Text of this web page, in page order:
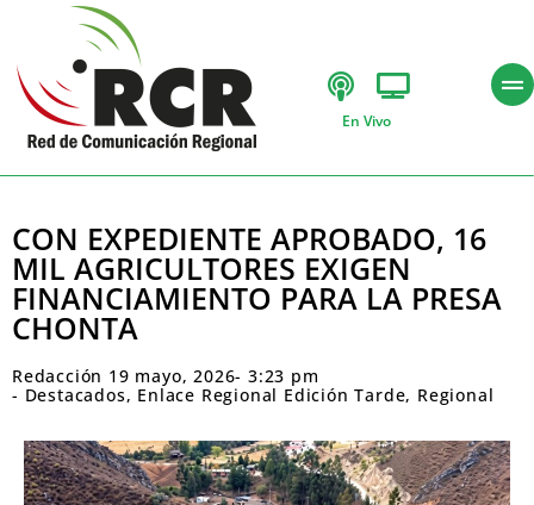
En Vivo
CON EXPEDIENTE APROBADO, 16
MIL AGRICULTORES EXIGEN
FINANCIAMIENTO PARA LA PRESA
CHONTA
Redacción 19 mayo, 2026- 3:23 pm
- Destacados, Enlace Regional Edición Tarde, Regional